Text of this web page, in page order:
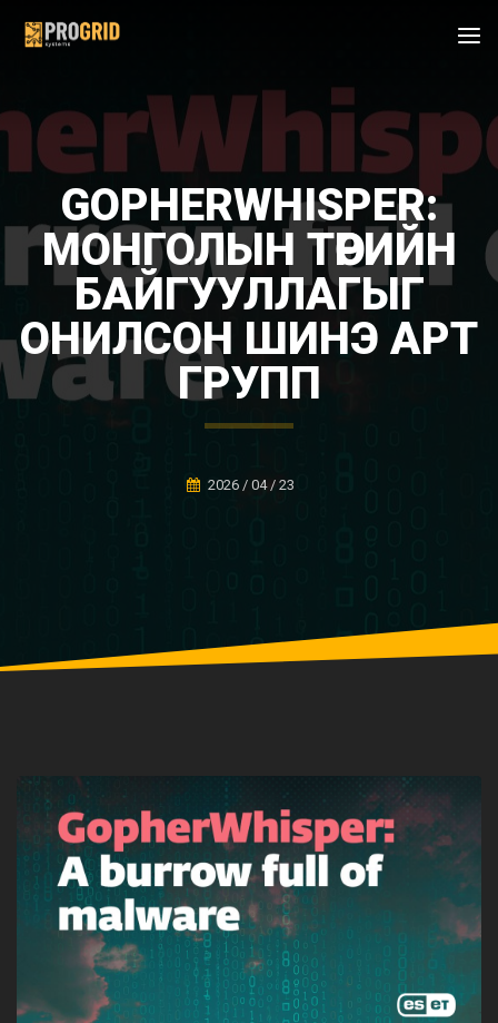
GOPHERWHISPER:
МОНГОЛЫН ТӨРИЙН
БАЙГУУЛЛАГЫГ
ОНИЛСОН ШИНЭ APT
ГРУПП
2026 / 04 / 23